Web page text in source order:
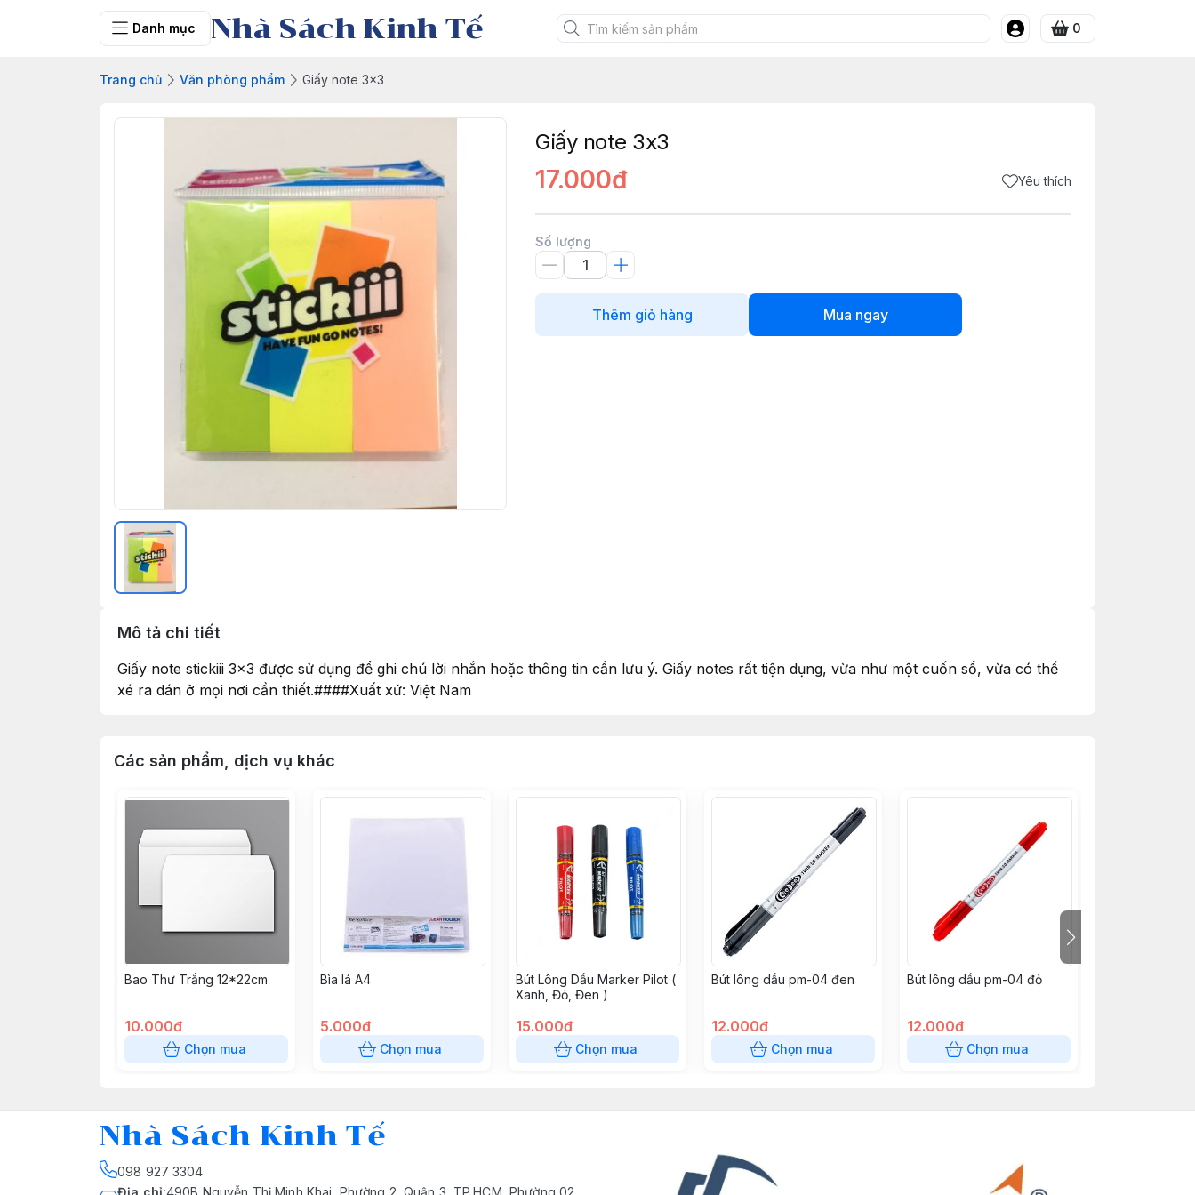
Danh mục Nhà Sách Kinh Tế 0
Trang chủ Văn phòng phẩm Giấy note 3x3
Giấy note 3x3
17.000đ Yêu thích
Số lượng
Thêm giỏ hàng Mua ngay
Mô tả chi tiết
Giấy note stickiii 3×3 được sử dụng để ghi chú lời nhắn hoặc thông tin cần lưu ý. Giấy notes rất tiện dụng, vừa như một cuốn sổ, vừa có thể
xé ra dán ở mọi nơi cần thiết.####Xuất xứ: Việt Nam
Các sản phẩm, dịch vụ khác
Bao Thư Trắng 12*22cm
10.000đ
Chọn mua
Bìa lá A4
5.000đ
Chọn mua
Bút Lông Dầu Marker Pilot (
Xanh, Đỏ, Đen )
15.000đ
Chọn mua
Bút lông dầu pm-04 đen
12.000đ
Chọn mua
Bút lông dầu pm-04 đỏ
12.000đ
Chọn mua
Nhà Sách Kinh Tế
098 927 3304
Địa chỉ:490B Nguyễn Thị Minh Khai, Phường 2, Quận 3, TP.HCM, Phường 02,